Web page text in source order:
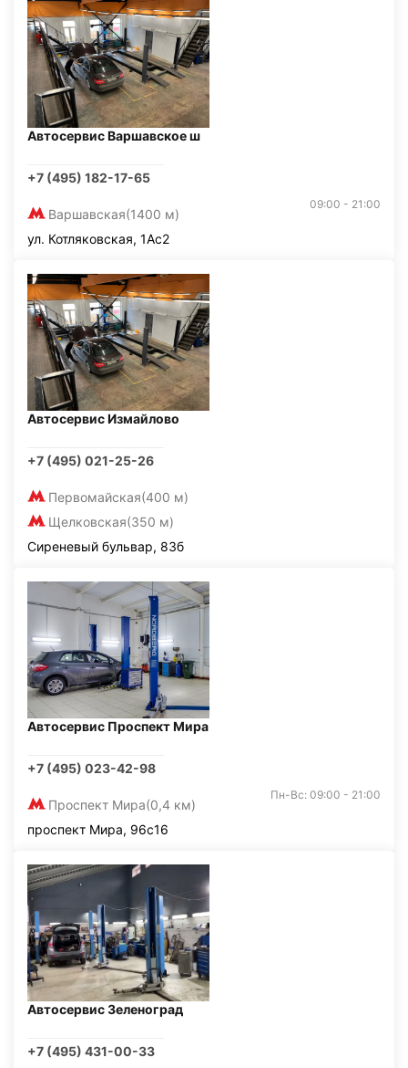
Автосервис Варшавское ш
+7 (495) 182-17-65
Варшавская(1400 м)
09:00 - 21:00
ул. Котляковская, 1Ас2
Автосервис Измайлово
+7 (495) 021-25-26
Первомайская(400 м)
Щелковская(350 м)
Сиреневый бульвар, 83б
Автосервис Проспект Мира
+7 (495) 023-42-98
Проспект Мира(0,4 км)
Пн-Вс: 09:00 - 21:00
проспект Мира, 96с16
Автосервис Зеленоград
+7 (495) 431-00-33